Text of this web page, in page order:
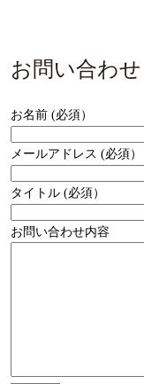
お問い合わせ
お名前 (必須）
メールアドレス (必須）
タイトル (必須）
お問い合わせ内容